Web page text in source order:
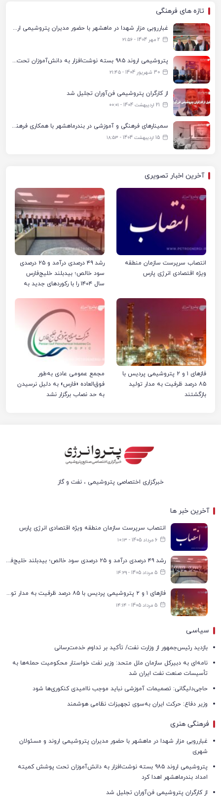
تازه های فرهنگی
غبارروبی مزار شهدا در ماهشهر با حضور مدیران پتروشیمی اروند و مسئولان شهری
2 مهر 1404 - ۲۱:۵۶
پتروشیمی اروند ۹۸۵ بسته نوشت‌افزار به دانش‌آموزان تحت پوشش کمیته امداد بندرماهشهر اهدا کرد
30 شهریور 1404 - ۲۱:۴۵
از کارگران پتروشیمی فن‌آوران تجلیل شد
21 اردیبهشت 1404 - ۰۰:۰۱
سمینارهای فرهنگی و آموزشی در بندرماهشهر با همکاری فرهنگ‌سرای پتروشیمی مارون
15 اردیبهشت 1404 - ۱۸:۵۳
آخرین اخبار تصویری
انتصاب سرپرست سازمان منطقه
ویژه اقتصادی انرژی پارس
رشد ۴۹ درصدی درآمد و ۲۵ درصدی
سود خالص؛ بیدبلند خلیج‌فارس
سال ۱۴۰۴ را با رکوردهای جدید به
فازهای ۱ و ۲ پتروشیمی پردیس با
۸۵ درصد ظرفیت به مدار تولید
بازگشتند
مجمع عمومی عادی به‌طور
فوق‌العاده «فارس» به دلیل نرسیدن
به حد نصاب برگزار نشد
خبرگزاری اختصاصی پتروشیمی ، نفت و گاز
آخرین خبر ها
انتصاب سرپرست سازمان منطقه ویژه اقتصادی انرژی پارس
6 مرداد 1405 - ۱۰:۱۳
رشد ۴۹ درصدی درآمد و ۲۵ درصدی سود خالص؛ بیدبلند خلیج‌فارس سال ۱۴۰۴ را با رکوردهای جدید به پایان رساند
5 مرداد 1405 - ۱۴:۲۹
فازهای ۱ و ۲ پتروشیمی پردیس با ۸۵ درصد ظرفیت به مدار تولید بازگشتند
5 مرداد 1405 - ۱۴:۱۴
سیاسی
بازدید رئیس‌جمهور از وزارت نفت/ تأکید بر تداوم خدمت‌رسانی
نامه‌ای به دبیرکل سازمان ملل متحد: وزیر نفت خواستار محکومیت حمله‌ها به
تأسیسات صنعت نفت ایران شد
حاجی‌دلیگانی: تصمیمات آموزشی نباید موجب ناامیدی کنکوری‌ها شود
وزیر دفاع: حرکت ایران به‌سوی تجهیزات نظامی هوشمند
فرهنگی هنری
غبارروبی مزار شهدا در ماهشهر با حضور مدیران پتروشیمی اروند و مسئولان
شهری
پتروشیمی اروند ۹۸۵ بسته نوشت‌افزار به دانش‌آموزان تحت پوشش کمیته
امداد بندرماهشهر اهدا کرد
از کارگران پتروشیمی فن‌آوران تجلیل شد